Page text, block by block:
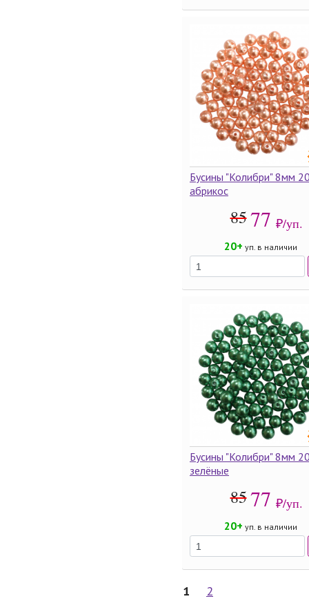
Бусины "Колибри" 8мм
абрикос
8577 ₽/уп.
20+ уп. в наличии
Бусины "Колибри" 8мм
зелёные
8577 ₽/уп.
20+ уп. в наличии
1 2